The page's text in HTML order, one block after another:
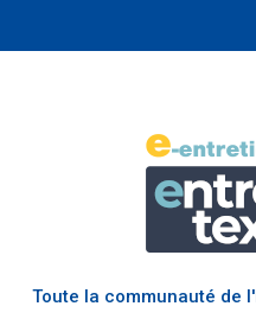
Toute la communauté de